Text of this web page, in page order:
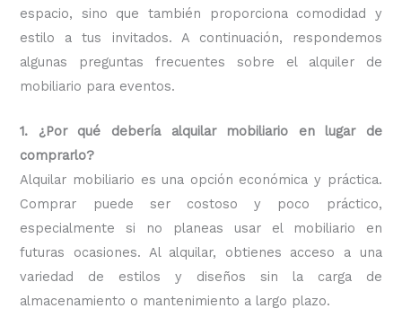
espacio, sino que también proporciona comodidad y
estilo a tus invitados. A continuación, respondemos
algunas preguntas frecuentes sobre el alquiler de
mobiliario para eventos.
1. ¿Por qué debería alquilar mobiliario en lugar de
comprarlo?
Alquilar mobiliario es una opción económica y práctica.
Comprar puede ser costoso y poco práctico,
especialmente si no planeas usar el mobiliario en
futuras ocasiones. Al alquilar, obtienes acceso a una
variedad de estilos y diseños sin la carga de
almacenamiento o mantenimiento a largo plazo.